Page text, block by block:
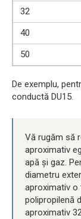
32
40
50
De exemplu,
conductă DU15.
Vă rugăm să
aproximativ
apă și gaz.
diametru
aproximativ o
polipropilenă
aproximativ